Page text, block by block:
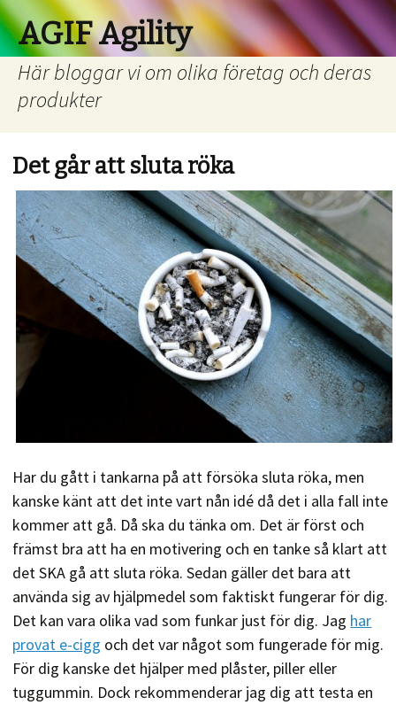
AGIF Agility
Här bloggar vi om olika företag och deras
produkter
Det går att sluta röka
Har du gått i tankarna på att försöka sluta röka, men
kanske känt att det inte vart nån idé då det i alla fall inte
kommer att gå. Då ska du tänka om. Det är först och
främst bra att ha en motivering och en tanke så klart att
det SKA gå att sluta röka. Sedan gäller det bara att
använda sig av hjälpmedel som faktiskt fungerar för dig.
Det kan vara olika vad som funkar just för dig. Jag har
provat e-cigg och det var något som fungerade för mig.
För dig kanske det hjälper med plåster, piller eller
tuggummin. Dock rekommenderar jag dig att testa en